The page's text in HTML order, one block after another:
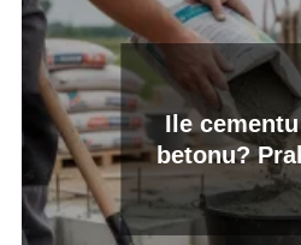
Ile
betonu?
przelicznik